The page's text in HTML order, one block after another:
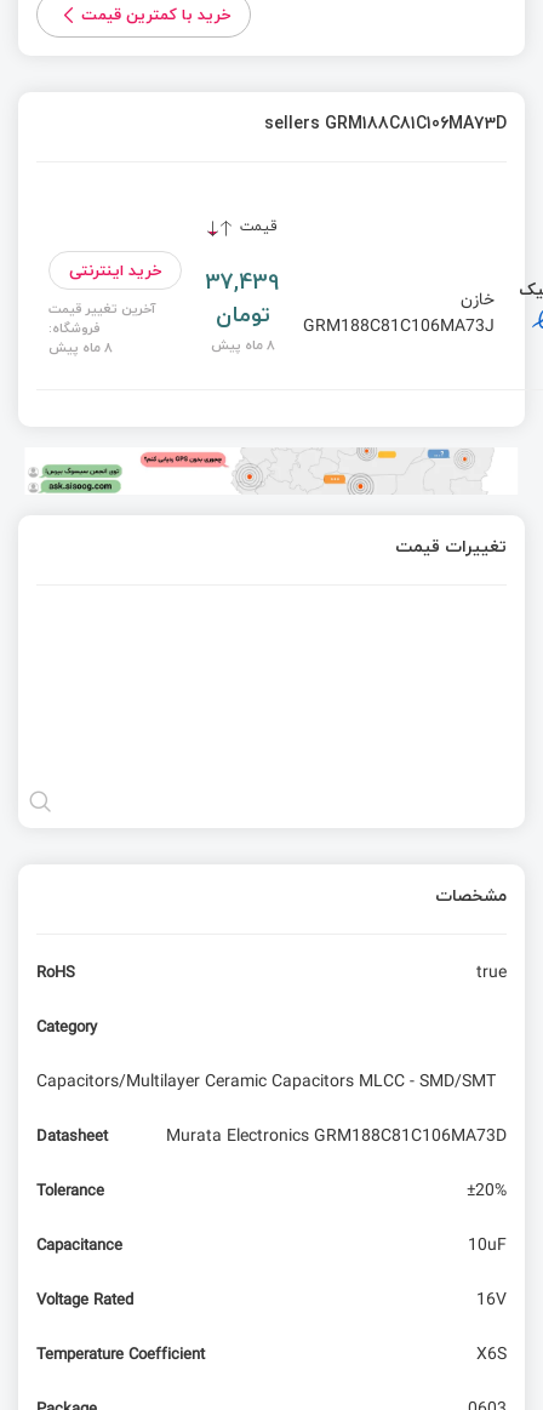
خرید با کمترین قیمت
sellers GRM188C81C106MA73D
قیمت
خازن
GRM188C81C106MA73J
37,439
تومان
8 ماه پیش
خرید اینترنتی
آخرین تغییر قیمت
فروشگاه:
8 ماه پیش
تغییرات قیمت
مشخصات
RoHS true
Category
Capacitors/Multilayer Ceramic Capacitors MLCC - SMD/SMT
Datasheet Murata Electronics GRM188C81C106MA73D
Tolerance ±20%
Capacitance 10uF
Voltage Rated 16V
Temperature Coefficient X6S